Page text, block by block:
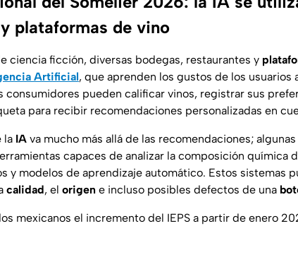
plataformas de vino
ciencia ficción, diversas bodegas, restaurantes y
Artificial, que aprenden los gustos de los usuarios
consumidores pueden calificar vinos, registrar sus
para recibir recomendaciones personalizadas en
la IA va mucho más allá de las recomendaciones;
capaces de analizar la composición química
y modelos de aprendizaje automático. Estos sistemas
calidad, el origen e incluso posibles defectos de una
mexicanos el incremento del IEPS a partir de enero